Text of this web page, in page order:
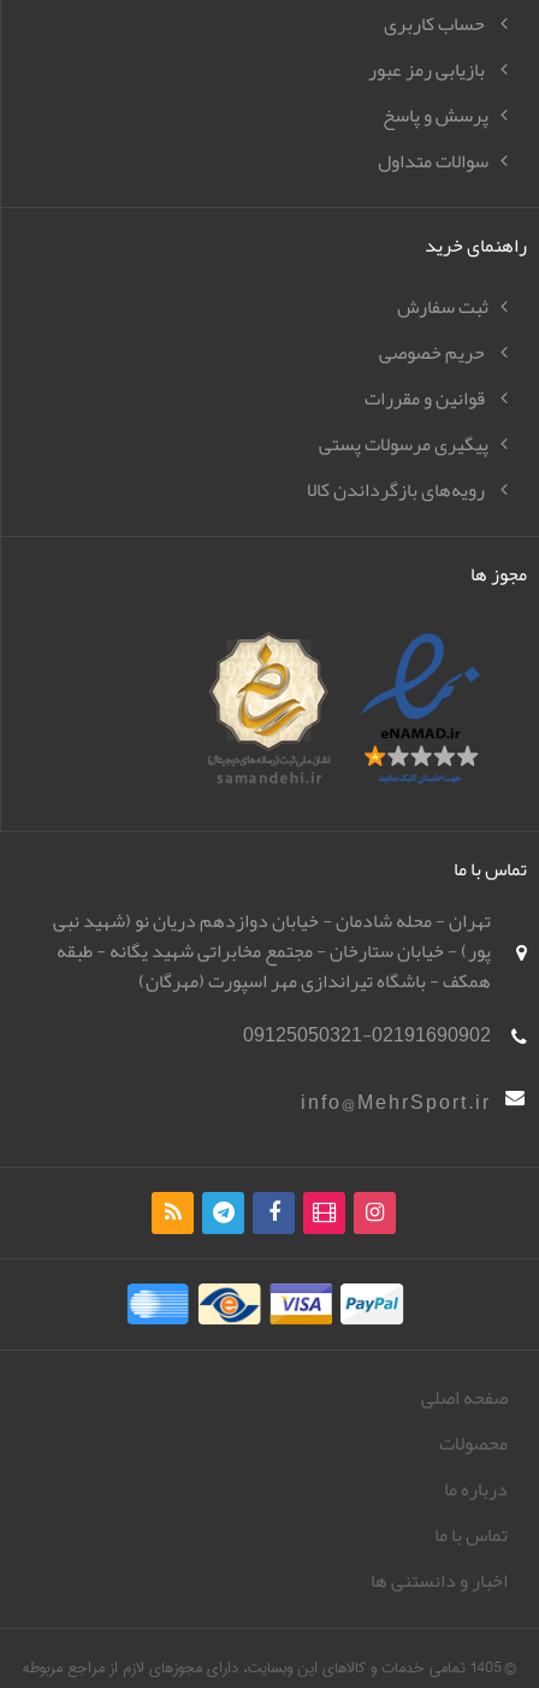
حساب کاربری
بازیابی رمز عبور
پرسش و پاسخ
سوالات متداول
راهنمای خرید
ثبت سفارش
حریم خصوصی
قوانین و مقررات
پیگیری مرسولات پستی
رویه‌های بازگرداندن کالا
مجوز ها
تماس با ما
تهران - محله شادمان - خیابان دوازدهم دریان نو (شهید نبی
پور) - خیابان ستارخان - مجتمع مخابراتی شهید یگانه - طبقه
همکف - باشگاه تیراندازی مهر اسپورت (مهرگان)
09125050321-02191690902
info@MehrSport.ir
صفحه اصلی
محصولات
درباره ما
تماس با ما
اخبار و دانستنی ها
© 1405 تمامی خدمات و کالاهای این وبسایت، دارای مجوزهای لازم از مراجع مربوطه